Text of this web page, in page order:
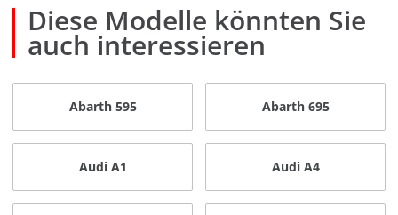
Diese Modelle könnten Sie
auch interessieren
Abarth 595 Abarth 695
Audi A1 Audi A4